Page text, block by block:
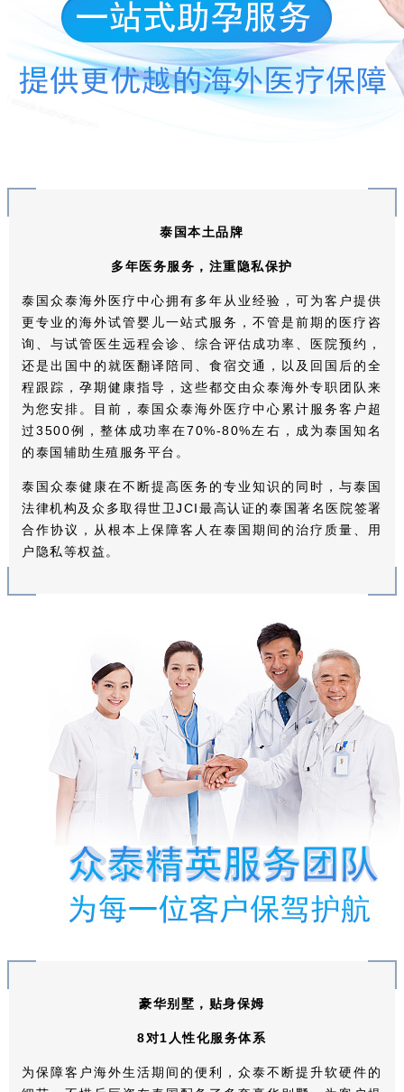
泰国本土品牌
多年医务服务，注重隐私保护
泰国众泰海外医疗中心拥有多年从业经验，可为客户提供
更专业的海外试管婴儿一站式服务，不管是前期的医疗咨
询、与试管医生远程会诊、综合评估成功率、医院预约，
还是出国中的就医翻译陪同、食宿交通，以及回国后的全
程跟踪，孕期健康指导，这些都交由众泰海外专职团队来
为您安排。目前，泰国众泰海外医疗中心累计服务客户超
过3500例，整体成功率在70%-80%左右，成为泰国知名
的泰国辅助生殖服务平台。
泰国众泰健康在不断提高医务的专业知识的同时，与泰国
法律机构及众多取得世卫JCI最高认证的泰国著名医院签署
合作协议，从根本上保障客人在泰国期间的治疗质量、用
户隐私等权益。
豪华别墅，贴身保姆
8对1人性化服务体系
为保障客户海外生活期间的便利，众泰不断提升软硬件的